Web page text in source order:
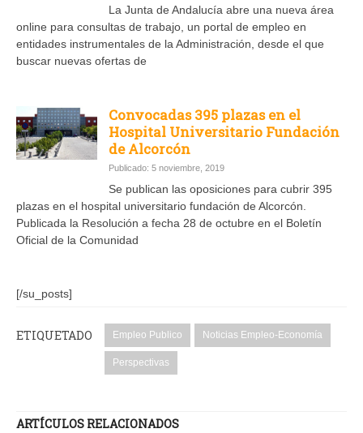
La Junta de Andalucía abre una nueva área
online para consultas de trabajo, un portal de empleo en
entidades instrumentales de la Administración, desde el que
buscar nuevas ofertas de
Convocadas 395 plazas en el
Hospital Universitario Fundación
de Alcorcón
Publicado: 5 noviembre, 2019
Se publican las oposiciones para cubrir 395
plazas en el hospital universitario fundación de Alcorcón.
Publicada la Resolución a fecha 28 de octubre en el Boletín
Oficial de la Comunidad
[/su_posts]
ETIQUETADO Empleo Publico Noticias Empleo-Economía
Perspectivas
ARTÍCULOS RELACIONADOS